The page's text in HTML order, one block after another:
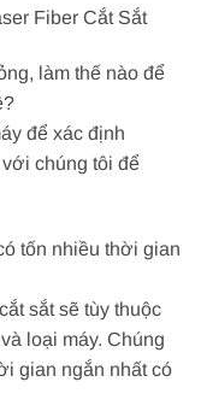
Fiber Cắt Sắt
làm thế nào để
để xác định
chúng tôi để
tốn nhiều thời gian
sắt sẽ tùy thuộc
loại máy. Chúng
gian ngắn nhất có